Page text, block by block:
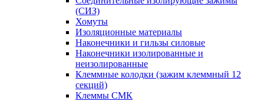
(СИЗ)
Хомуты
Изоляционные материалы
Наконечники и гильзы силовые
Наконечники изолированные и
неизолированные
Клеммные колодки (зажим клеммный 12
секций)
Клеммы СМК